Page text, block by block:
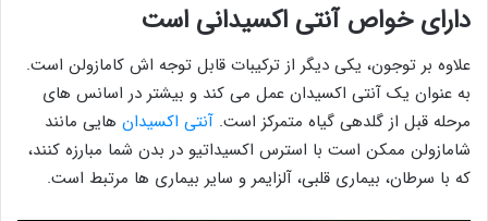
دارای خواص آنتی اکسیدانی است
علاوه بر توجون، یکی دیگر از ترکیبات قابل توجه اش کامازولن است.
به عنوان یک آنتی اکسیدان عمل می کند و بیشتر در اسانس های
مرحله قبل از گلدهی گیاه متمرکز است. آنتی اکسیدان هایی مانند
شامازولن ممکن است با استرس اکسیداتیو در بدن شما مبارزه کنند،
که با سرطان، بیماری قلبی، آلزایمر و سایر بیماری ها مرتبط است.